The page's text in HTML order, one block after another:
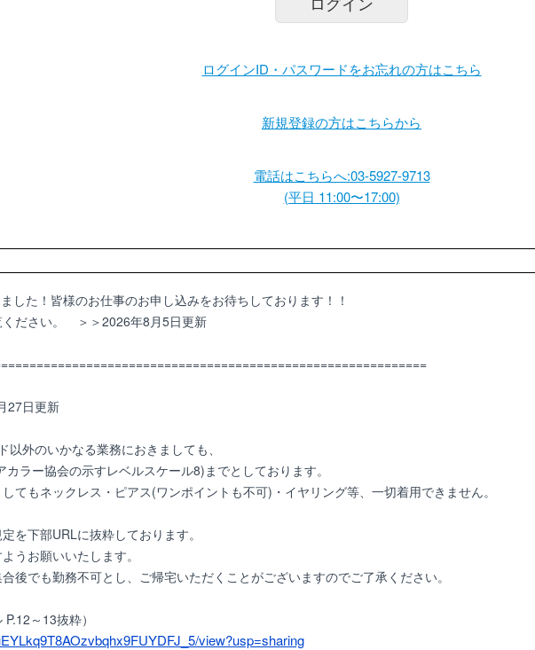
ログインID・パスワードをお忘れの方はこちら
新規登録の方はこちらから
電話はこちらへ:03-5927-9713
(平日 11:00〜17:00)
した！皆様のお仕事のお申し込みをお待ちしております！！
ください。 ＞＞2026年8月5日更新
27日更新
外のいかなる業務におきましても、
ラー協会の示すレベルスケール8)までとしております。
てもネックレス・ピアス(ワンポイントも不可)・イヤリング等、一切着用できません。
を下部URLに抜粋しております。
うお願いいたします。
後でも勤務不可とし、ご帰宅いただくことがございますのでご了承ください。
～13抜粋）
view?usp=sharing